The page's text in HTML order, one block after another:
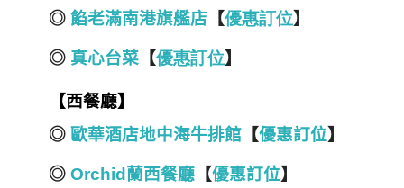
◎ 餡老滿南港旗艦店 【優惠訂位】
◎ 真心台菜 【優惠訂位】
【西餐廳】
◎ 歐華酒店地中海牛排館 【優惠訂位】
◎ Orchid蘭西餐廳 【優惠訂位】